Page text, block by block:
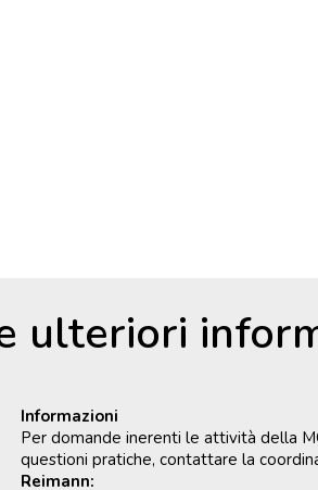
ulteriori
Informazioni
Per domande inerenti le attività della
questioni pratiche, contattare la
Reimann: